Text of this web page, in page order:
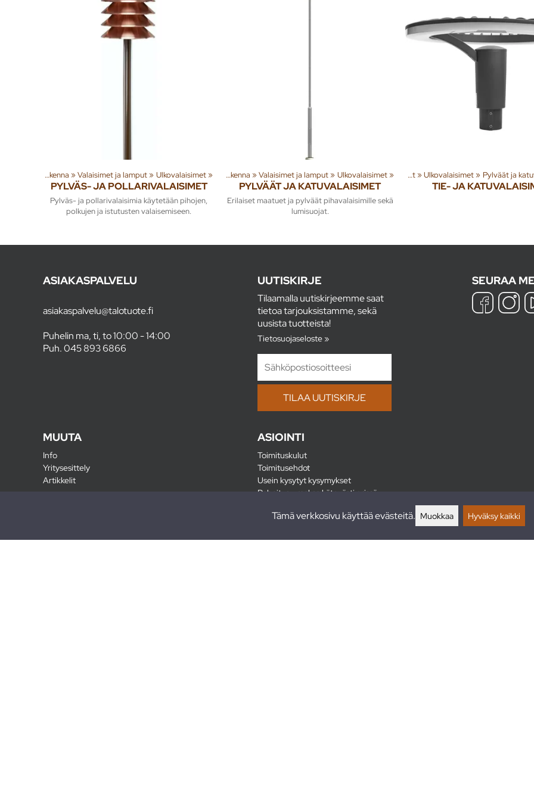
Rakenna ‪»Valaisimet ja lamput‪» Ulkovalaisimet‪»
PYLVÄS- JA POLLARIVALAISIMET
Pylväs- ja pollarivalaisimia käytetään pihojen,
polkujen ja istutusten valaisemiseen.
Tuoteryhmiä ja tuotteita Rakenna ‪»Valaisimet ja lamput‪» Ulkovalaisimet‪»
PYLVÄÄT JA KATUVALAISIMET
Erilaiset maatuet ja pylväät pihavalaisimille sekä
lumisuojat.
Tuoteryhmiä ja tuotteita ‪»Rakenna ‪» Valaisimet ja lamput‪»Ulkovalaisimet‪» Pylväät ja
TIE- JA
ASIAKASPALVELU
asiakaspalvelu@talotuote.fi
Puhelin ma, ti, to 10:00 - 14:00
Puh.045 893 6866
UUTISKIRJE
Tilaamalla uutiskirjeemme saat
tietoa tarjouksistamme, sekä
uusista tuotteista!
Tietosuojaseloste »
SEURAA
MUUTA
Info
Yritysesittely
Artikkelit
ASIOINTI
Toimituskulut
Toimitusehdot
Usein kysytyt kysymykset
Rahoitus - maksa kätevästi erissä
Tämä verkkosivu käyttää evästeitä. Muokkaa Hyväksy kaikki